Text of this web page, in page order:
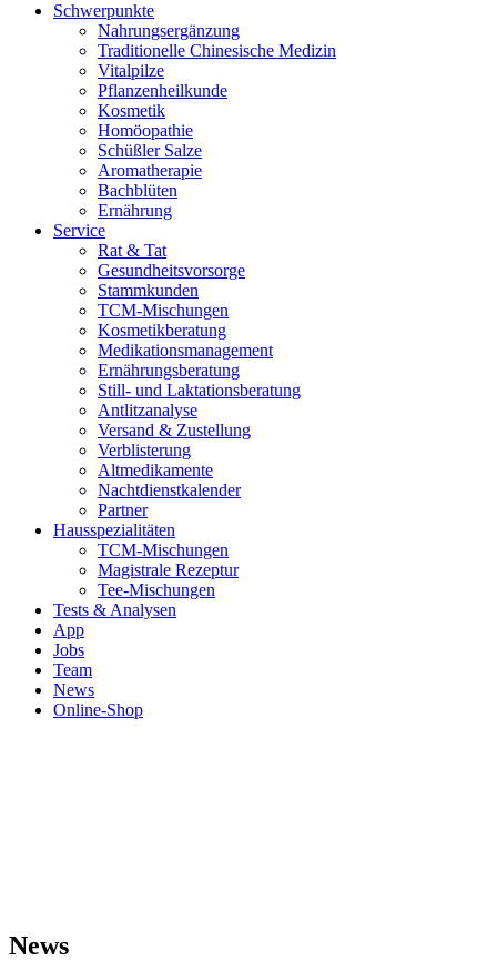
Schwerpunkte
Nahrungsergänzung
Traditionelle Chinesische Medizin
Vitalpilze
Pflanzenheilkunde
Kosmetik
Homöopathie
Schüßler Salze
Aromatherapie
Bachblüten
Ernährung
Service
Rat & Tat
Gesundheitsvorsorge
Stammkunden
TCM-Mischungen
Kosmetikberatung
Medikationsmanagement
Ernährungsberatung
Still- und Laktationsberatung
Antlitzanalyse
Versand & Zustellung
Verblisterung
Altmedikamente
Nachtdienstkalender
Partner
Hausspezialitäten
TCM-Mischungen
Magistrale Rezeptur
Tee-Mischungen
Tests & Analysen
App
Jobs
Team
News
Online-Shop
News